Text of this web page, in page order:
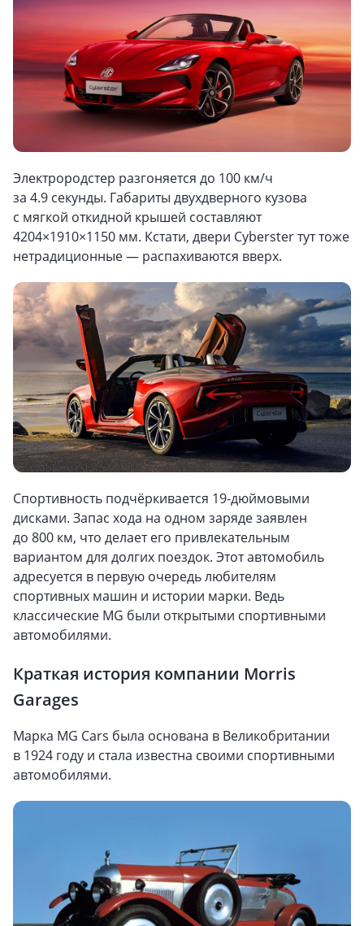
Электрородстер разгоняется до 100 км/ч
за 4.9 секунды. Габариты двухдверного кузова
с мягкой откидной крышей составляют
4204×1910×1150 мм. Кстати, двери Cyberster тут тоже
нетрадиционные — распахиваются вверх.
Спортивность подчёркивается 19-дюймовыми
дисками. Запас хода на одном заряде заявлен
до 800 км, что делает его привлекательным
вариантом для долгих поездок. Этот автомобиль
адресуется в первую очередь любителям
спортивных машин и истории марки. Ведь
классические MG были открытыми спортивными
автомобилями.
Краткая история компании Morris
Garages
Марка MG Cars была основана в Великобритании
в 1924 году и стала известна своими спортивными
автомобилями.